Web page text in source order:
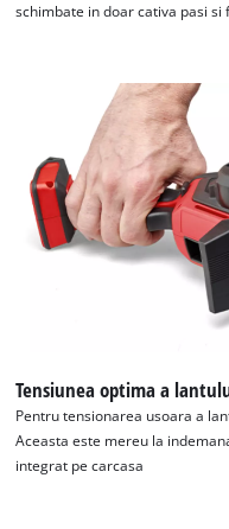
schimbate in doar cativa pasi si
Tensiunea optima a
Pentru tensionarea usoara a
Aceasta este mereu la
integrat pe carcasa